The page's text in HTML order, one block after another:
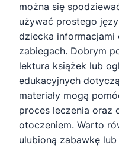
można się
używać prostego
dziecka
zabiegach. Dobrym
lektura książek lub
edukacyjnych
materiały mogą
proces leczenia oraz
otoczeniem. Warto
ulubioną zabawkę